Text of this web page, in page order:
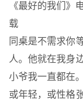
《最好的我们》
载
同桌是不需求你
人。他就在我身
小爷我一直都在。
或年轻，或性格